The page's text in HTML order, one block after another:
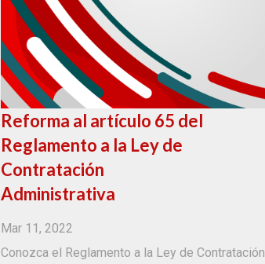
Reforma al artículo 65 del
Reglamento a la Ley de
Contratación
Administrativa
Mar 11, 2022
Conozca el Reglamento a la Ley de Contratación